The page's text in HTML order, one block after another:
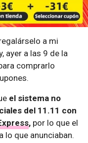
a mi
ayer a las 9 de la
comprarlo
el sistema no
del 11.11 con
, por lo que el
lo que anunciaban.